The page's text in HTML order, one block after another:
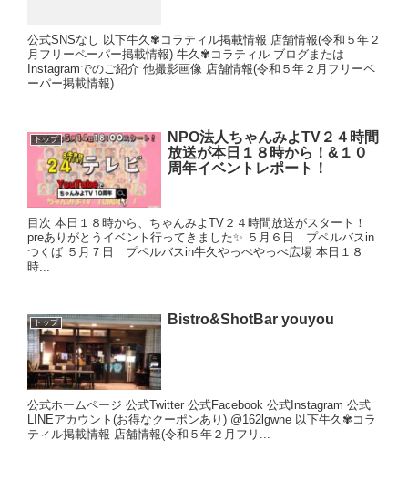
公式SNSなし 以下牛久✾コラティル掲載情報 店舗情報(令和５年２
月フリーペーパー掲載情報) 牛久✾コラティル ブログまたは
Instagramでのご紹介 他撮影画像 店舗情報(令和５年２月フリーペ
ーパー掲載情報) ...
トップ
NPO法人ちゃんみよTV２４時間
放送が本日１８時から！&１０
周年イベントレポート！
目次 本日１８時から、ちゃんみよTV２４時間放送がスタート！
preありがとうイベント行ってきました✨ ５月６日 プペルバスin
つくば ５月７日 プペルバスin牛久やっぺやっぺ広場 本日１８
時...
トップ Bistro&ShotBar youyou
公式ホームページ 公式Twitter 公式Facebook 公式Instagram 公式
LINEアカウント(お得なクーポンあり) @162lgwne 以下牛久✾コラ
ティル掲載情報 店舗情報(令和５年２月フリ...